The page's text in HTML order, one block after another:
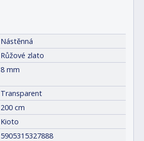
Nástěnná
Růžové zlato
8 mm
Transparent
200 cm
Kioto
5905315327888